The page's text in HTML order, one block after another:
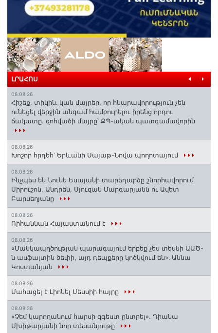
ԼՐԱՀՈՍ
08.08.26
Հիշեք, տիկին․ կան մայրեր, որ հնարավորություն չեն
ունեցել վերջին անգամ համբուրելու իրենց որդու
ճակատը. զոհվածի մայրը՝ ՔՊ-ական պատգամավորին
08.08.26
Խոշոր հրդեհ՝ Երևանի Սայաթ-Նովա պողոտայում
08.08.26
Ինչպես են Նունե Եսայանի տարեդարձը շնորհավորում
Սիրուշոն, Անդրեն, Սյուզան Մարգարյանն ու Ավետ
Բարսեղյանը
08.08.26
Ռիհաննան Հայաստանում է
08.08.26
«Մանկապղծության պարագայում երբեք չես տեսնի ԱԱԾ-
ն ասֆալտին ծեփի, այդ դեպքերը կոծկվում են»․ Աննա
Կոստանյան
08.08.26
Մահացել է Լիոնել Մեսսիի հայրը
08.08.26
«Չեմ կարողանում հարսի զգեստ ընտրել». Դիանա
Մխիթարյանի նոր տեսանյութը